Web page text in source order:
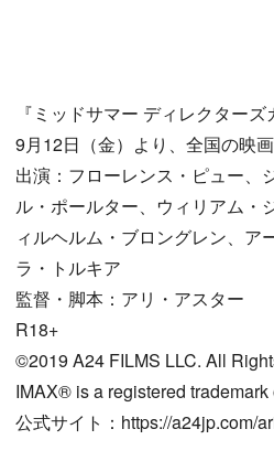
『ミッドサマー ディレクター
9月12日（金）より、全国の映
出演：フローレンス・ピュー、
ル・ポールター、ウィリアム・
ィルヘルム・ブロングレン、ア
ラ・トルキア
監督・脚本：アリ・アスター
R18+
©2019 A24 FILMS LLC. All
IMAX® is a registered
公式サイト：https://a24jp.com/